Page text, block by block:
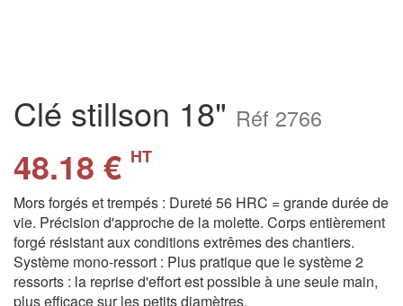
Clé stillson 18" Réf 2766
48.18 € HT
Mors forgés et trempés : Dureté 56 HRC = grande durée de
vie. Précision d'approche de la molette. Corps entièrement
forgé résistant aux conditions extrêmes des chantiers.
Système mono-ressort : Plus pratique que le système 2
ressorts : la reprise d'effort est possible à une seule main,
plus efficace sur les petits diamètres.